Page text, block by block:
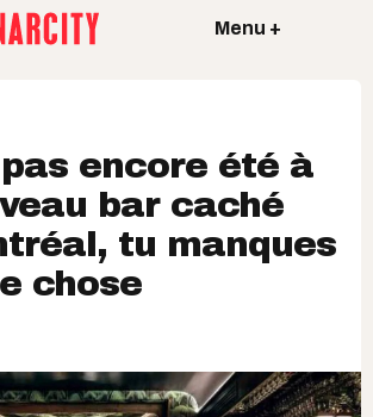
Menu +
encore été à
bar caché
tu manques
chose